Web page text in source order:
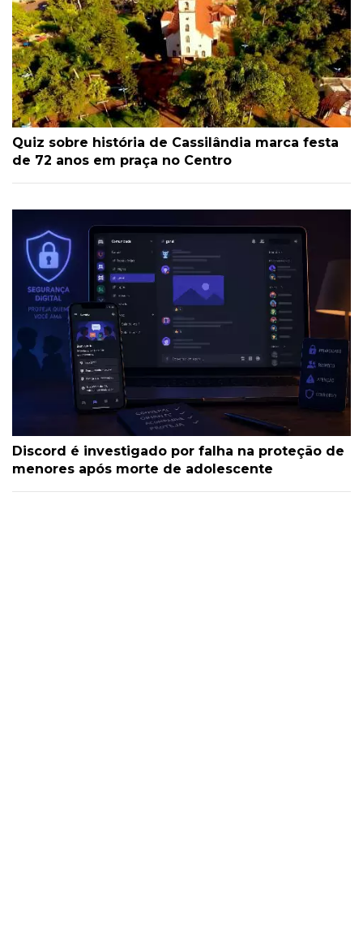
Quiz sobre história de Cassilândia marca festa
de 72 anos em praça no Centro
Discord é investigado por falha na proteção de
menores após morte de adolescente